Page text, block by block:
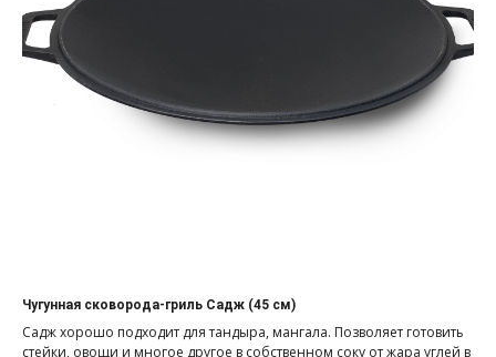
Чугунная сковорода-гриль Садж (45 см)
Садж хорошо подходит для тандыра, мангала. Позволяет готовить
стейки, овощи и многое другое в собственном соку от жара углей в